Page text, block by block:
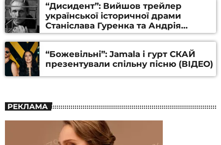
“Дисидент”: Вийшов трейлер
української історичної драми
Станіслава Гуренка та Андрія
Алфьорова (ВІДЕО)
“Божевільні”: Jamala і гурт СКАЙ
презентували спільну пісню (ВІДЕО)
РЕКЛАМА